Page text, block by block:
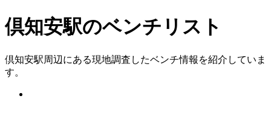
倶知安駅のベンチリスト
倶知安駅周辺にある現地調査したベンチ情報を紹介していま
す。